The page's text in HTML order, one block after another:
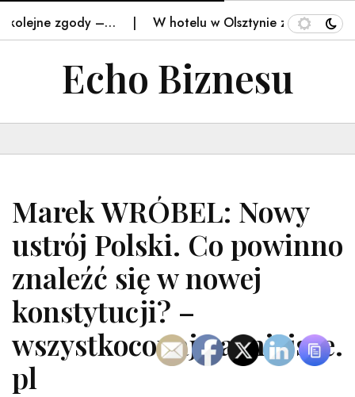
zgody –… W hotelu w Olsztynie zawaliła się
Echo Biznesu
Marek WRÓBEL: Nowy
ustrój Polski. Co powinno
znaleźć się w nowej
konstytucji? –
wszystkoconajwazniejsze.
pl